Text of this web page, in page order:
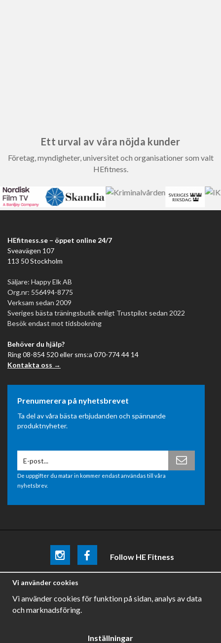
Ett urval av våra nöjda kunder
Företag, myndigheter, universitet och organisationer som valt
HEfitness.
HEfitness.se – öppet online 24/7
Sveavägen 107
113 50 Stockholm
Säljare: Happy Elk AB
Org.nr: 556494-8775
Verksam sedan 2009
Sveriges bästa träningsbutik enligt Trustpilot sedan 2022
Besök endast mot tidsbokning
Behöver du hjälp?
Ring 08-854 520 eller sms:a 070-774 44 14
Kontakta oss →
Prenumerera på nyhetsbrevet
Ta del av våra bästa erbjudanden och spännande
produktnyheter.
De uppgifter du matar in kommer endast användas till våra
nyhetsbrev.
Follow HE Fitness
Be the firstto know aboutpromotions, news and training
Vi använder cookies
Vi använder cookies för funktion på sidan, analys av data
och marknadsföring.
Inställningar